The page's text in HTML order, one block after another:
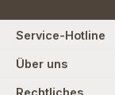
Service-Hotline
Über uns